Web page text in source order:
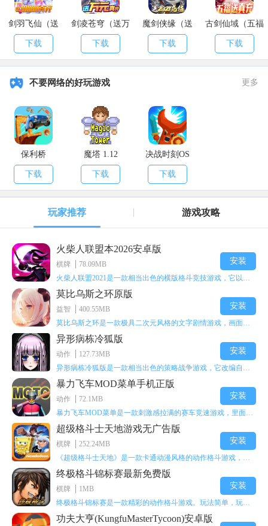
剑羽飞仙（送
10000真充）
下载
剑凌苍穹（送万
元真充）
下载
魔剑侠缘（送
2021充值）
下载
古剑仙域（五福
送真充）
下载
不要网络的好玩游戏 更多
保利桥
下载
魔塔 1.12
下载
决战时刻OS
下载
玩家推荐 游戏攻略
火柴人联盟本2026安卓版
棋牌
78.09MB
安装
莫比乌斯之环原版
益智
400.55MB
安装
异形病栋冷狐版
动作
127.73MB
安装
暴力飞车MOD菜单手机正版
动作
72.1MB
安装
超级格斗士天地游戏无广告版
棋牌
252.24MB
安装
终极格斗锦标赛最新免费版
棋牌
1MB
安装
功夫大亨(KungfuMasterTycoon)安卓版